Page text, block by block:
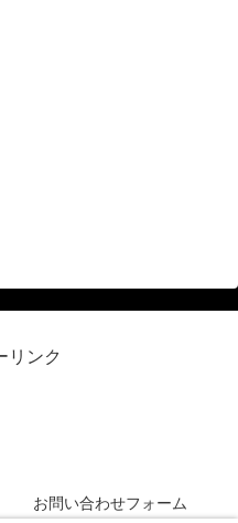
リンク
お問い合わせフォーム